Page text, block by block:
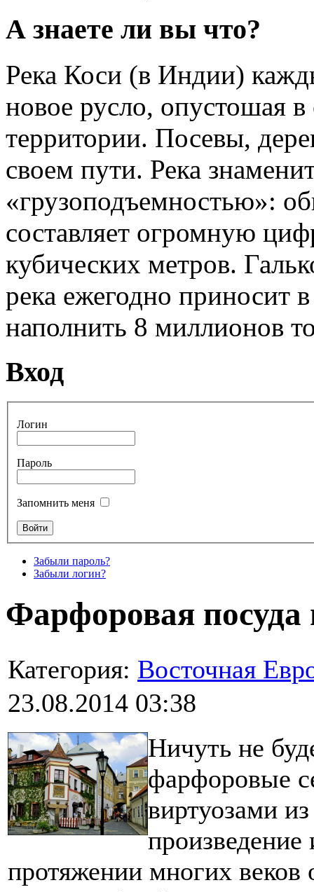
А знаете ли вы что?
Река Коси (в Индии)
новое русло, опустошая
территории. Посевы,
своем пути. Река
«грузоподъемностью»:
составляет огромную
кубических метров.
река ежегодно приносит
наполнить 8 миллионов
Вход
Логин
Пароль
Запомнить меня
Забыли пароль?
Забыли логин?
Фарфоровая посуда
Категория: Восточная
23.08.2014 03:38
Ничуть не
фарфоровые
виртуозами
произведение
протяжении многих веков